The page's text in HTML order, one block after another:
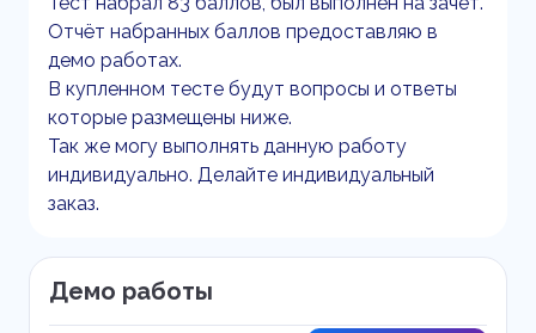
Отчёт набранных баллов предоставляю в
демо работах.
В купленном тесте будут вопросы и ответы
которые размещены ниже.
Так же могу выполнять данную работу
индивидуально. Делайте индивидуальный
заказ.
Демо работы